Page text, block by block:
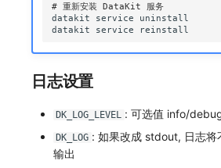
# 重新安装 DataKit 服务
datakit
service
datakit
service
日志设置
DK_LOG_LEVEL : 可选值 info/
DK_LOG : 如果改成 stdout, 日志将
输出